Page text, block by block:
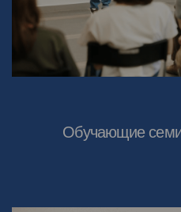
Обучающие